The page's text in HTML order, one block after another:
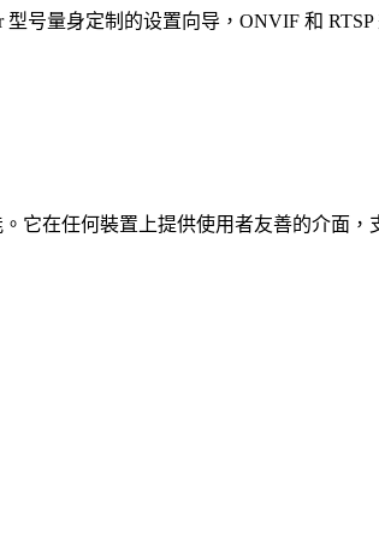
号量身定制的设置向导，ONVIF 和
它在任何裝置上提供使用者友善的介面